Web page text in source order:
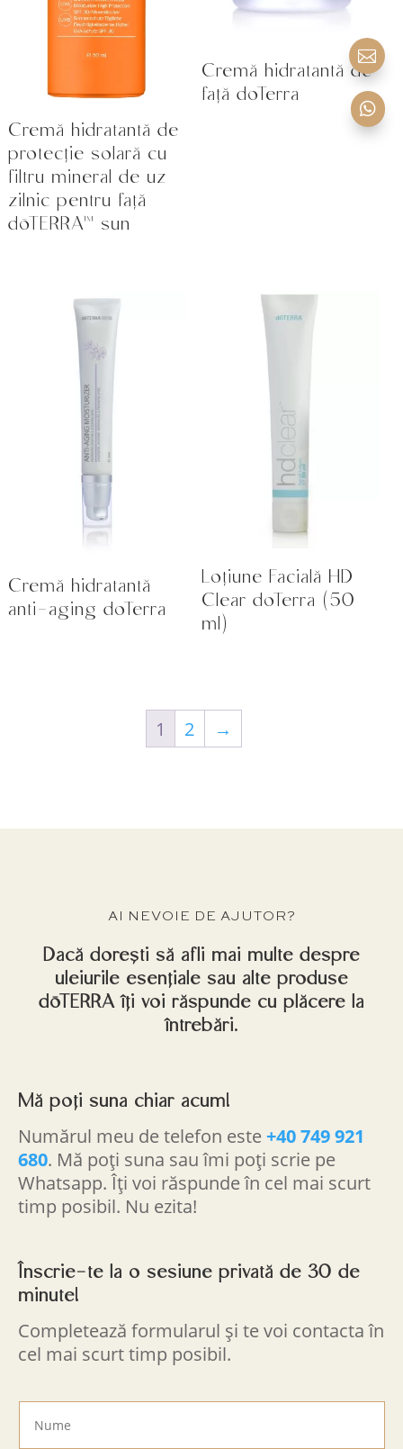
Cremă hidratantă de
protecție solară cu
filtru mineral de uz
zilnic pentru față
dōTERRA™ sun
Cremă hidratantă de
față doTerra
Cremă hidratantă
anti-aging doTerra
Loțiune Facială HD
Clear doTerra (50
ml)
1 2 →
AI NEVOIE DE AJUTOR?
Dacă dorești să afli mai multe despre
uleiurile esențiale sau alte produse
dōTERRA îți voi răspunde cu plăcere la
întrebări.
Mă poți suna chiar acum!
Numărul meu de telefon este+40 749 921
680. Mă poți suna sau îmi poți scrie pe
Whatsapp. Îți voi răspunde în cel mai scurt
timp posibil. Nu ezita!
Înscrie-te la o sesiune privată de 30 de
minute!
Completează formularul și te voi contacta în
cel mai scurt timp posibil.

